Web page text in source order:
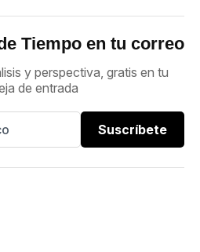
Tiempo en tu correo
y perspectiva, gratis en tu
de entrada
Suscríbete